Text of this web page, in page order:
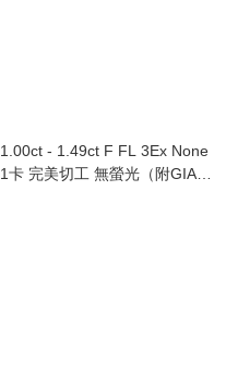
1.00ct - 1.49ct F FL 3Ex None
1卡 完美切工 無螢光（附GIA證